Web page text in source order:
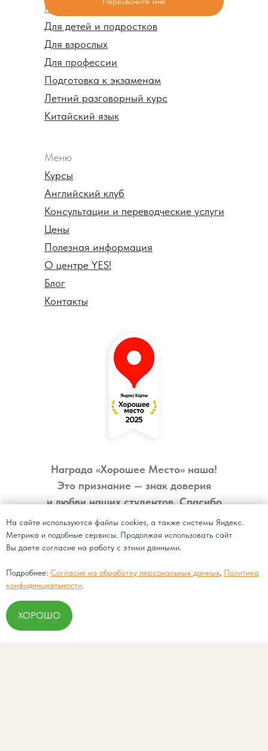
Награда «Хорошее Место» наша!
Это признание — знак доверия
и любви наших студентов. Спасибо
каждому за поддержку и тёплые
отзывы! ❤️
ИП Соловьёва Виталия Станиславовна
Политика конфиденциальности
Согласие на обработку персональных
данных
Курсы
Для детей и подростков
Для взрослых
Для профессии
Подготовка к экзаменам
Летний разговорный курс
Меню
Курсы
Цены
О центре YES!
Блог
Контакты
Английский клуб
Консультации и переводческие услуги
Китайский язык
Полезная информация
На сайте используются файлы cookies, а также системы Яндекс.
Метрика и подобные сервисы. Продолжая использовать сайт
Вы даете согласие на работу с этими данными.
Подробнее: Согласие на обработку персональных данных, Политика
конфиденциальности.
ХОРОШО